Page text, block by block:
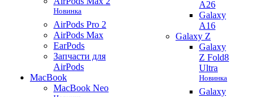
Новинка
AirPods Pro 2
AirPods Max
EarPods
Запчасти для
AirPods
MacBook
MacBook Neo
A26
Galaxy
A16
Galaxy Z
Galaxy
Z Fold8
Ultra
Новинка
Galaxy